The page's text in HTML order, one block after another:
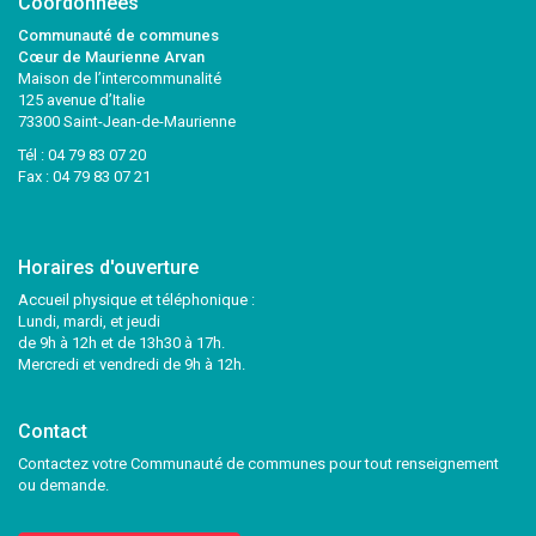
Communauté de communes
Cœur de Maurienne Arvan
Maison de l’intercommunalité
125 avenue d’Italie
73300 Saint-Jean-de-Maurienne
Tél : 04 79 83 07 20
Fax : 04 79 83 07 21
Horaires d'ouverture
Accueil physique et téléphonique :
Lundi, mardi, et jeudi
de 9h à 12h et de 13h30 à 17h.
Mercredi et vendredi de 9h à 12h.
Contact
Contactez votre Communauté de communes pour tout renseignement
ou demande.